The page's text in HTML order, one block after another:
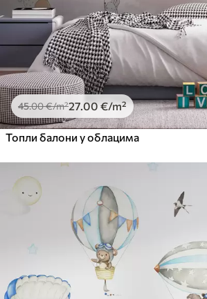
45.00€/m²27.00 €/m²
Топли балони у облацима